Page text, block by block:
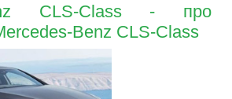
CLS-Class - про
Benz CLS-Class